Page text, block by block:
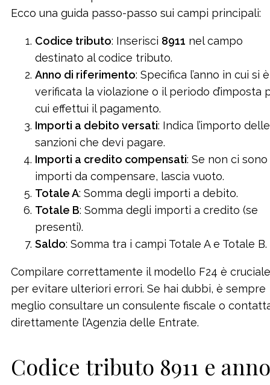
Ecco una guida passo-passo sui campi principali:
Codice tributo: Inserisci 8911 nel campo
destinato al codice tributo.
Anno di riferimento: Specifica l’anno in cui si è
verificata la violazione o il periodo d’imposta
cui effettui il pagamento.
Importi a debito versati: Indica l’importo delle
sanzioni che devi pagare.
Importi a credito compensati: Se non ci sono
importi da compensare, lascia vuoto.
Totale A: Somma degli importi a debito.
Totale B: Somma degli importi a credito (se
presenti).
Saldo: Somma tra i campi Totale A e Totale B.
Compilare correttamente il modello F24 è cruciale
per evitare ulteriori errori. Se hai dubbi, è sempre
meglio consultare un consulente fiscale o
direttamente l’Agenzia delle Entrate.
Codice tributo 8911 e anno